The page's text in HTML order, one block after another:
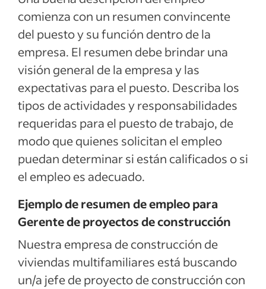
comienza con un resumen convincente
del puesto y su función dentro de la
empresa. El resumen debe brindar una
visión general de la empresa y las
expectativas para el puesto. Describa los
tipos de actividades y responsabilidades
requeridas para el puesto de trabajo, de
modo que quienes solicitan el empleo
puedan determinar si están calificados o si
el empleo es adecuado.
Ejemplo de resumen de empleo para
Gerente de proyectos de construcción
Nuestra empresa de construcción de
viviendas multifamiliares está buscando
un/a jefe de proyecto de construcción con